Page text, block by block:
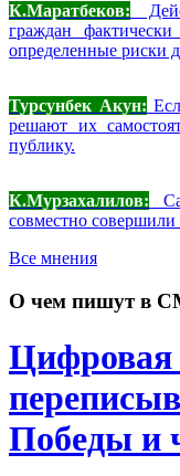
К.Маратбеков:
граждан
определенные риски
Турсунбек Акун:
решают их
публику.
К.Мурзахалилов:
совместно
Все мнения
О чем пишут в
Победы и